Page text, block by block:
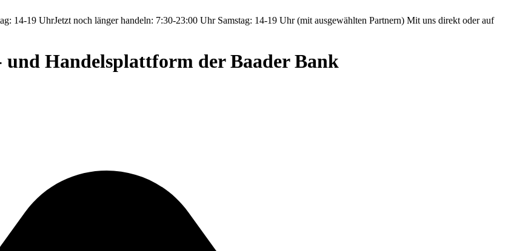
14-19 UhrJetzt noch länger handeln: 7:30-23:00 Uhr Samstag: 14-19 Uhr (mit ausgewählten Partnern) Mit uns direkt oder auf
Handelsplattform der Baader Bank